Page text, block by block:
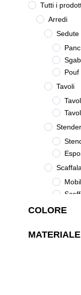
Tutti i
Arredi
Sedute
Pouf
Tavoli
Accessori
COLORE
MATERIALE